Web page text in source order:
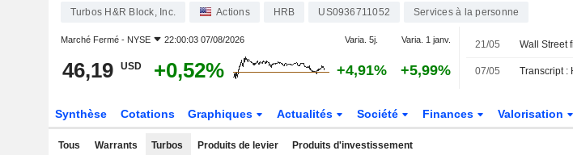
Turbos H&R Block, Inc. Actions HRB US0936711052 Services à la personne
Marché Fermé - NYSE 22:00:03 07/08/2026 Varia. 5j. Varia. 1 janv.
46,19 USD +0,52% +4,91% +5,99%
21/05
07/05
Synthèse Cotations Graphiques Actualités Société Finances Valorisation
Tous Warrants Turbos Produits de levier Produits d'investissement